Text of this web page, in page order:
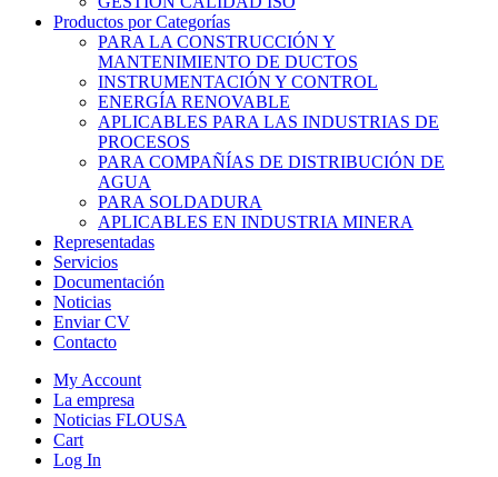
Productos por Categorías
PARA LA CONSTRUCCIÓN Y
MANTENIMIENTO DE DUCTOS
INSTRUMENTACIÓN Y CONTROL
ENERGÍA RENOVABLE
APLICABLES PARA LAS INDUSTRIAS DE
PROCESOS
PARA COMPAÑÍAS DE DISTRIBUCIÓN DE
AGUA
PARA SOLDADURA
APLICABLES EN INDUSTRIA MINERA
Representadas
Servicios
Documentación
Noticias
Enviar CV
Contacto
My Account
La empresa
Noticias FLOUSA
Cart
Log In